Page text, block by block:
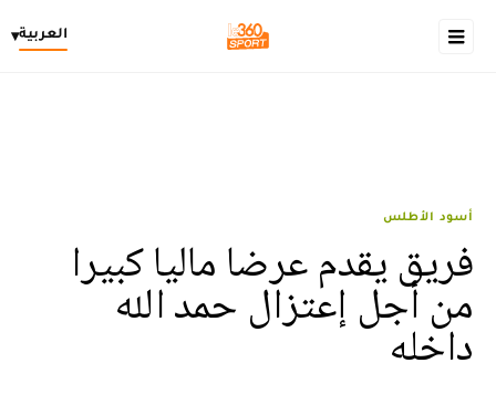
العربية▾
أسود الأطلس
فريق يقدم عرضا ماليا كبيرا
من أجل إعتزال حمد الله
داخله